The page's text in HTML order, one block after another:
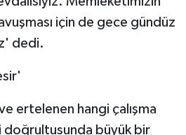
için de gece gündüz
dedi.
ertelenen hangi çalışma
doğrultusunda büyük bir